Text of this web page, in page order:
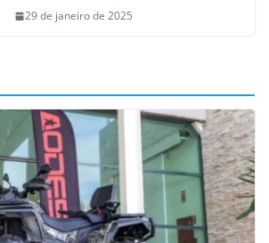
29 de janeiro de 2025